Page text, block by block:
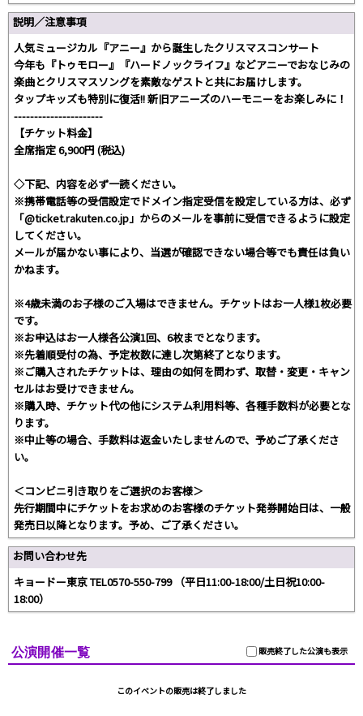
説明／注意事項
人気ミュージカル『アニー』から誕生したクリスマスコンサート
今年も『トゥモロー』『ハードノックライフ』などアニーでおなじみの
楽曲とクリスマスソングを素敵なゲストと共にお届けします。
タップキッズも特別に復活!! 新旧アニーズのハーモニーをお楽しみに！
----------------------
【チケット料金】
全席指定 6,900円 (税込)
◇下記、内容を必ず一読ください。
※携帯電話等の受信設定でドメイン指定受信を設定している方は、必ず
「@ticket.rakuten.co.jp」からのメールを事前に受信できるように設定
してください。
メールが届かない事により、当選が確認できない場合等でも責任は負い
かねます。
※4歳未満のお子様のご入場はできません。チケットはお一人様1枚必要
です。
※お申込はお一人様各公演1回、6枚までとなります。
※先着順受付の為、予定枚数に達し次第終了となります。
※ご購入されたチケットは、理由の如何を問わず、取替・変更・キャン
セルはお受けできません。
※購入時、チケット代の他にシステム利用料等、各種手数料が必要とな
ります。
※中止等の場合、手数料は返金いたしませんので、予めご了承くださ
い。
＜コンビニ引き取りをご選択のお客様＞
先行期間中にチケットをお求めのお客様のチケット発券開始日は、一般
発売日以降となります。予め、ご了承ください。
お問い合わせ先
キョードー東京 TEL0570-550-799 （平日11:00-18:00/土日祝10:00-
18:00）
販売終了した公演も表示
公演開催一覧
このイベントの販売は終了しました